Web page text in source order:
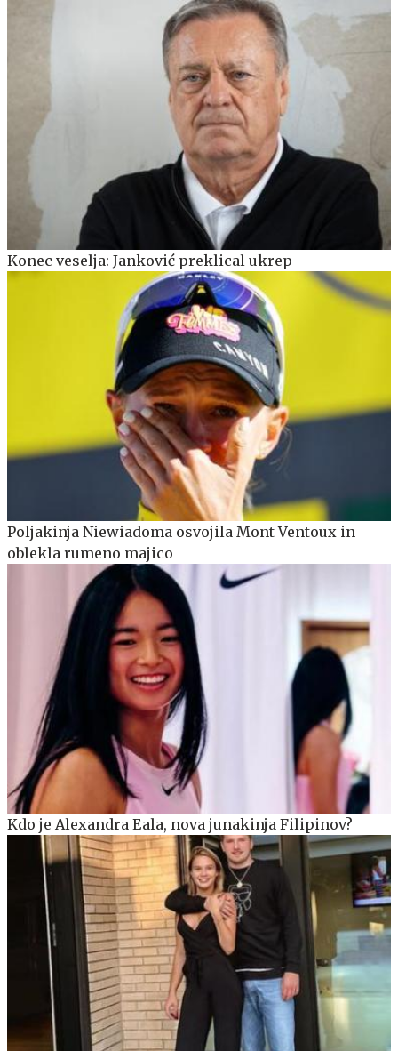
Konec veselja: Janković preklical ukrep
Poljakinja Niewiadoma osvojila Mont Ventoux in
oblekla rumeno majico
Kdo je Alexandra Eala, nova junakinja Filipinov?